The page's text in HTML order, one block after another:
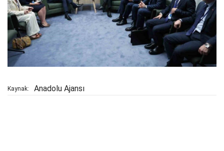
Kaynak: Anadolu Ajansı